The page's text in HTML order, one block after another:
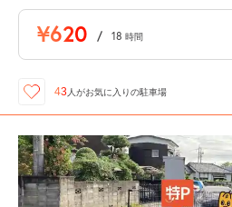
¥620 / 18 時間
43 人がお気に入りの駐車場